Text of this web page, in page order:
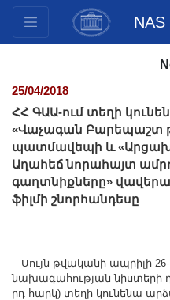
NAS
Innovation Proposals
Publications
Funds
Conferences
Youth programs
Photogallery
25/04/2018
ՀՀ ԳԱԱ-ում տեղի
«Վաչագան Բարեպաշտ
պատմավեպի և
Աղահեճ նորահայտ
գաղտնիքները»
ֆիլմի շնորհանդեսը
Սույն թվականի ապրիլի
նախագահության նիստերի
րդ հարկ) տեղի կունենա